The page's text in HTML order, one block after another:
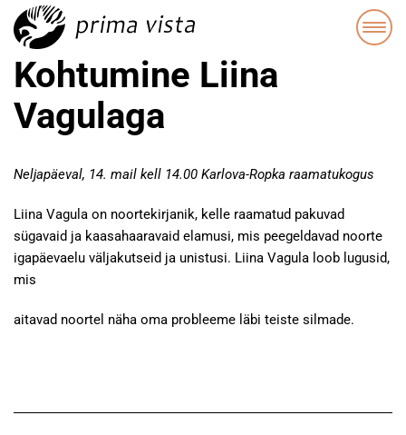
Kohtumine Liina
Vagulaga
Neljapäeval, 14. mail kell 14.00 Karlova-Ropka raamatukogus
Liina Vagula on noortekirjanik, kelle raamatud pakuvad
sügavaid ja kaasahaaravaid elamusi, mis peegeldavad noorte
igapäevaelu väljakutseid ja unistusi. Liina Vagula loob lugusid,
mis
aitavad noortel näha oma probleeme läbi teiste silmade.